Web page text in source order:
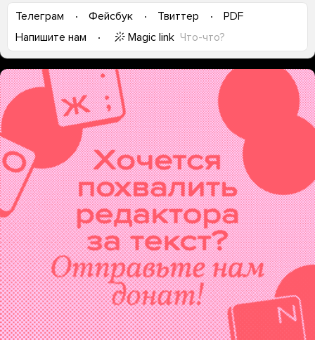
Телеграм Фейсбук Твиттер
PDF
Напишите нам
Magic link Что-что?